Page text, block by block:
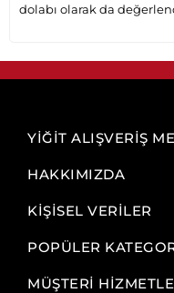
dolabı olarak da
YİĞİT ALIŞVERİŞ
HAKKIMIZDA
KİŞİSEL VERİLER
POPÜLER
MÜŞTERİ